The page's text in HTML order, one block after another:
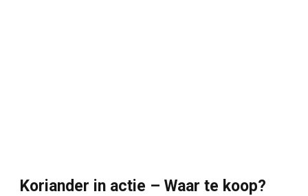
Koriander in actie – Waar te koop?